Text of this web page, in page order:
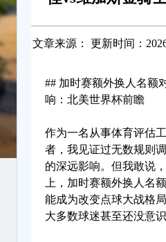
文章来源： 更新时间：
## 加时赛额外换人名额
响：北美世界杯前瞻
作为一名从事体育评估
者，我见证过无数规则
的深远影响。但我敢说
上，加时赛额外换人名
能成为改变点球大战格
大多数球迷甚至还没意识